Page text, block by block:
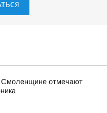
отмечают